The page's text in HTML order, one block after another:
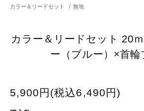
カラー＆リードセット / 無地
カラー＆リードセット 20
ー（ブルー）×首輪
5,900円(税込6,490円)